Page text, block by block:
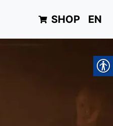
SHOP EN